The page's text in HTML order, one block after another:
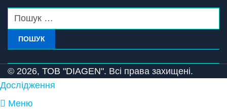
ПОШУК
© 2026, ТОВ "DIAGEN". Всі права захищені.
Дослідження
Меню